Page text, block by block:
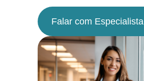
Falar com Especialista